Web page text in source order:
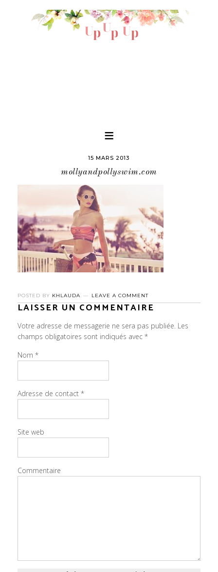
15 MARS 2013
mollyandpollyswim.com
POSTED BY KHLAUDA LEAVE A COMMENT
LAISSER UN COMMENTAIRE
Votre adresse de messagerie ne sera pas publiée.Les
champs obligatoires sont indiqués avec *
Nom *
Adresse de contact *
Site web
Commentaire